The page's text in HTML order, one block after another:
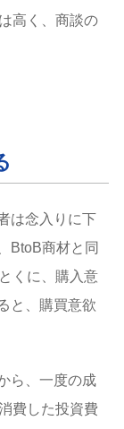
高く、商談の
は念入りに下
BtoB商材と同
くに、購入意
と、購買意欲
ら、一度の成
費した投資費